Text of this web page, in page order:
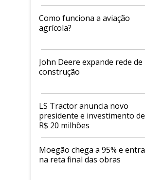
Como funciona a aviação
agrícola?
John Deere expande rede de
construção
LS Tractor anuncia novo
presidente e investimento de
R$ 20 milhões
Moegão chega a 95% e entra
na reta final das obras